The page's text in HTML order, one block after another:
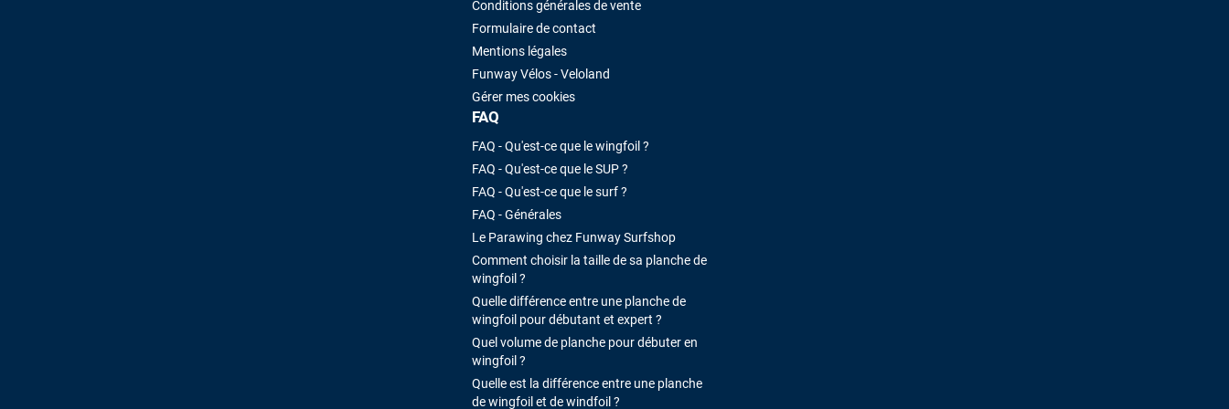
Conditions générales de vente
Formulaire de contact
Mentions légales
Funway Vélos - Veloland
Gérer mes cookies
FAQ
FAQ - Qu'est-ce que le wingfoil ?
FAQ - Qu'est-ce que le SUP ?
FAQ - Qu'est-ce que le surf ?
FAQ - Générales
Le Parawing chez Funway Surfshop
Comment choisir la taille de sa planche de
wingfoil ?
Quelle différence entre une planche de
wingfoil pour débutant et expert ?
Quel volume de planche pour débuter en
wingfoil ?
Quelle est la différence entre une planche
de wingfoil et de windfoil ?